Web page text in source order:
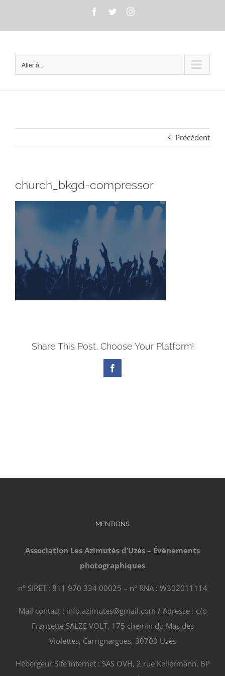
Facebook
TwitterInstagram
Aller à...
Précédent
church_bkgd-compressor
Share This Post, Choose Your Platform!
Facebook
MENTIONS
Association Les Azimutés d’Uzès – Évènements
photographiques
n° SIRET : 811 970 334 00025 – n° RNA : W302011114
Mail contact : info.azimutes@gmail.com / Adresse : c/o
Francette SALZE VOLT, 175 chemin du Mas des
Violettes, Carrignargues, 30700 Uzès
Hébergeur Site internet : SAS OVH, 2 rue Kellermann, BP